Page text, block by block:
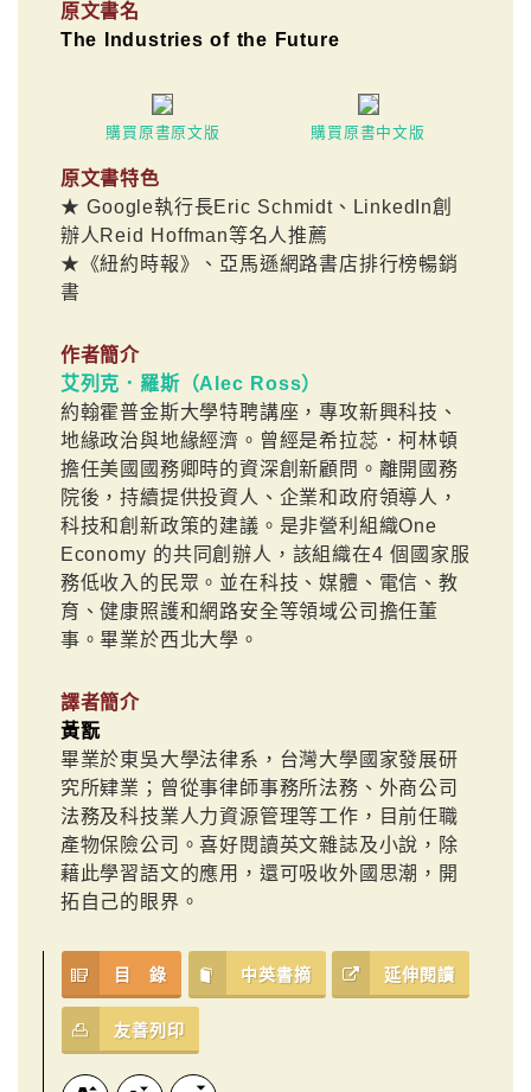
原文書名
The Industries of the Future
購買原書原文版 購買原書中文版
原文書特色
★ Google執行長Eric Schmidt、LinkedIn創
辦人Reid Hoffman等名人推薦
★《紐約時報》、亞馬遜網路書店排行榜暢銷
書
作者簡介
艾列克．羅斯（Alec Ross）
約翰霍普金斯大學特聘講座，專攻新興科技、
地緣政治與地緣經濟。曾經是希拉蕊．柯林頓
擔任美國國務卿時的資深創新顧問。離開國務
院後，持續提供投資人、企業和政府領導人，
科技和創新政策的建議。是非營利組織One
Economy 的共同創辦人，該組織在4 個國家服
務低收入的民眾。並在科技、媒體、電信、教
育、健康照護和網路安全等領域公司擔任董
事。畢業於西北大學。
譯者簡介
黃翫
畢業於東吳大學法律系，台灣大學國家發展研
究所肄業；曾從事律師事務所法務、外商公司
法務及科技業人力資源管理等工作，目前任職
產物保險公司。喜好閱讀英文雜誌及小說，除
藉此學習語文的應用，還可吸收外國思潮，開
拓自己的眼界。
目 錄 中英書摘 延伸閱讀
友善列印